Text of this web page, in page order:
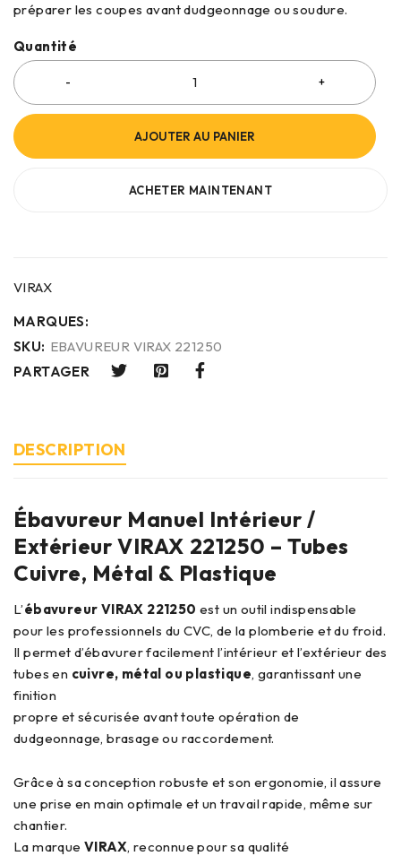
préparer les coupes avant dudgeonnage ou soudure.
Quantité
AJOUTER AU PANIER
ACHETER MAINTENANT
VIRAX
MARQUES:
SKU: EBAVUREUR VIRAX 221250
PARTAGER
DESCRIPTION
Ébavureur Manuel Intérieur /
Extérieur VIRAX 221250 – Tubes
Cuivre, Métal & Plastique
L’ébavureur VIRAX 221250 est un outil indispensable
pour les professionnels du CVC, de la plomberie et du froid.
Il permet d’ébavurer facilement l’intérieur et l’extérieur des
tubes en cuivre, métal ou plastique, garantissant une
finition
propre et sécurisée avant toute opération de
dudgeonnage, brasage ou raccordement.
Grâce à sa conception robuste et son ergonomie, il assure
une prise en main optimale et un travail rapide, même sur
chantier.
La marque VIRAX, reconnue pour sa qualité